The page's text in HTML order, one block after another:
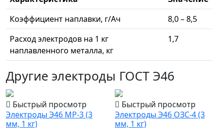
Коэффициент наплавки, г/Ач
8,0 – 8,5
Расход электродов на 1 кг
наплавленного металла, кг
1,7
Другие электроды ГОСТ Э46
Быстрый просмотр
Электроды Э46 МР-3 (3
мм, 1 кг)
Быстрый просмотр
Электроды Э46 ОЗС-4 (3
мм, 1 кг)